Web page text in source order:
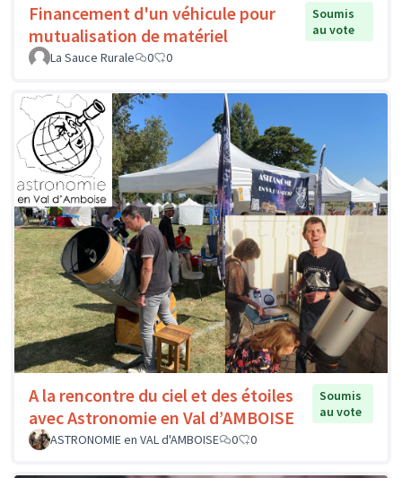
Financement d'un véhicule pour
mutualisation de matériel
Soumis
au vote
La Sauce Rurale
0 0
A la rencontre du ciel et des étoiles
avec Astronomie en Val d’AMBOISE
Soumis
au vote
ASTRONOMIE en VAL d'AMBOISE
0 0